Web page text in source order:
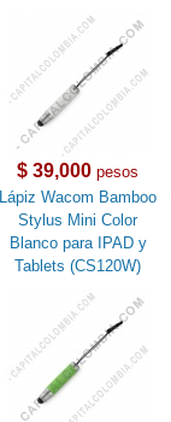
$ 39,000 pesos
Lápiz Wacom Bamboo
Stylus Mini Color
Blanco para IPAD y
Tablets (CS120W)